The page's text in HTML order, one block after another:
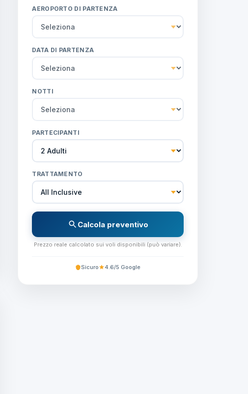
AEROPORTO DI PARTENZA
DATA DI PARTENZA
NOTTI
PARTECIPANTI
TRATTAMENTO
Calcola preventivo
Prezzo reale calcolato sui voli disponibili (può variare).
Sicuro 4.6/5 Google